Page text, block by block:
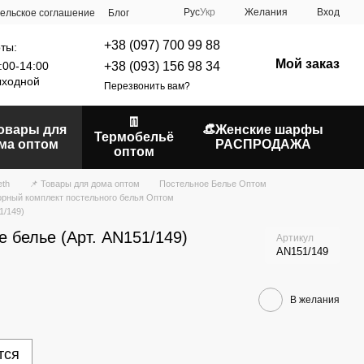
соглашение Блог РусУкр Желания Вход
14:00
+38 (097) 700 99 88
+38 (093) 156 98 34
Перезвонить вам?
Мой заказ
для
оптом
👖
Термобельё
оптом
👒Женские шарфы
РАСПРОДАЖА
📌 Товары для дома оптом
Постельное Белье Оптом
комплект постельного белья Оптом
149)
белье (Арт. AN151/149) Артикул
AN151/149
В желания